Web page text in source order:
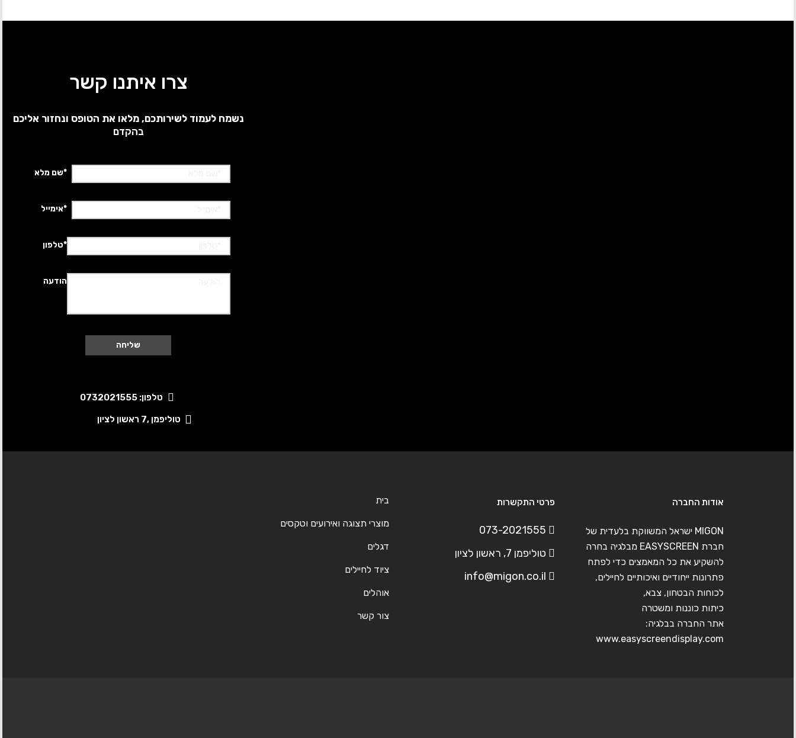
צרו איתנו קשר
נשמח לעמוד לשירותכם, מלאו את הטופס ונחזור אליכם
בהקדם
*שם מלא
*אימייל
*טלפון
הודעה
טלפון: 0732021555
טוליפמן ,7 ראשון לציון
אודות החברה
MIGON ישראל המשווקת בלעדית של
חברת EASYSCREEN מבלגיה בחרה
להשקיע את כל המאמצים כדי לפתח
פתרונות ייחודיים ואיכותיים לחיילים,
לכוחות הבטחון, צבא,
כיתות כוננות ומשטרה
אתר החברה בבלגיה:
www.easyscreendisplay.com
פרטי התקשרות
073-2021555
טוליפמן 7, ראשון לציון
info@migon.co.il
בית
מוצרי תצוגה ואירועים וטקסים
דגלים
ציוד לחיילים
אוהלים
צור קשר